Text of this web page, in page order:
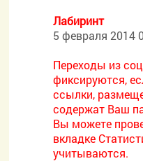
Лабиринт
5 февраля 2014
Переходы из
фиксируются,
ссылки,
содержат Ваш
Вы можете
вкладке
учитываются.